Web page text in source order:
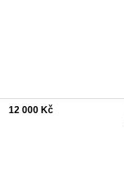
12 000 Kč